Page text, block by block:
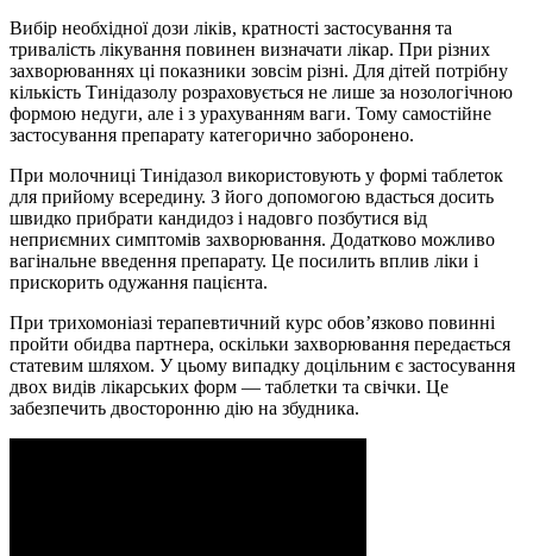
Вибір необхідної дози ліків, кратності застосування та
тривалість лікування повинен визначати лікар. При різних
захворюваннях ці показники зовсім різні. Для дітей потрібну
кількість Тинідазолу розраховується не лише за нозологічною
формою недуги, але і з урахуванням ваги. Тому самостійне
застосування препарату категорично заборонено.
При молочниці Тинідазол використовують у формі таблеток
для прийому всередину. З його допомогою вдасться досить
швидко прибрати кандидоз і надовго позбутися від
неприємних симптомів захворювання. Додатково можливо
вагінальне введення препарату. Це посилить вплив ліки і
прискорить одужання пацієнта.
При трихомоніазі терапевтичний курс обов’язково повинні
пройти обидва партнера, оскільки захворювання передається
статевим шляхом. У цьому випадку доцільним є застосування
двох видів лікарських форм — таблетки та свічки. Це
забезпечить двосторонню дію на збудника.